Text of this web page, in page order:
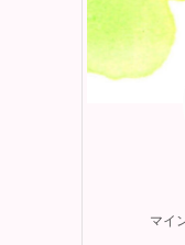
マイ